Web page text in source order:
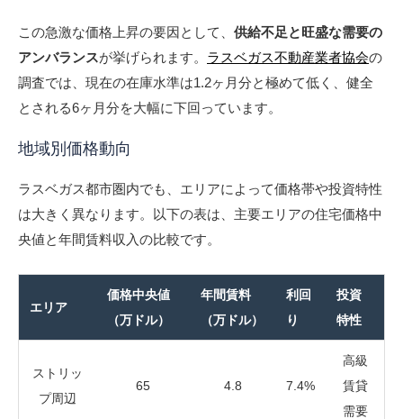
この急激な価格上昇の要因として、 供給不足と旺盛な需要の
アンバランスが挙げられます。 ラスベガス不動産業者協会の
調査では、現在の在庫水準は1.2ヶ月分と極めて低く、健全
とされる6ヶ月分を大幅に下回っています。
地域別価格動向
ラスベガス都市圏内でも、エリアによって価格帯や投資特性
は大きく異なります。以下の表は、主要エリアの住宅価格中
央値と年間賃料収入の比較です。
エリア
価格中央値
（万ドル）
年間賃料
（万ドル）
利回
り
投資
特性
ストリッ
プ周辺
65 4.8 7.4%
高級
賃貸
需要